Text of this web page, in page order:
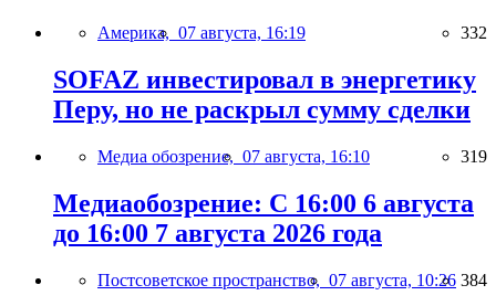
Америка, 07 августа, 16:19 332
SOFAZ инвестировал в энергетику
Перу, но не раскрыл сумму сделки
Медиа обозрение, 07 августа, 16:10 319
Медиаобозрение: С 16:00 6 августа
до 16:00 7 августа 2026 года
Постсоветское пространство, 07 августа, 10:26 384